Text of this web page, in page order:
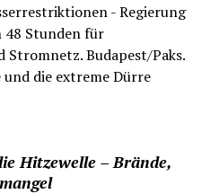
- Regierung
48 Stunden für
Stromnetz. Budapest/Paks.
die extreme Dürre
Hitzewelle – Brände,